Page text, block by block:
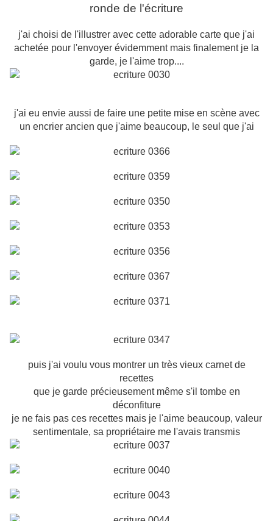
ronde de l'écriture
j'ai choisi de l'illustrer avec cette adorable carte que j'ai
achetée pour l'envoyer évidemment mais finalement je la
garde, je l'aime trop....
j'ai eu envie aussi de faire une petite mise en scène avec
un encrier ancien que j'aime beaucoup, le seul que j'ai
puis j'ai voulu vous montrer un très vieux carnet de
recettes
que je garde précieusement même s'il tombe en
déconfiture
je ne fais pas ces recettes mais je l'aime beaucoup, valeur
sentimentale, sa propriétaire me l'avais transmis